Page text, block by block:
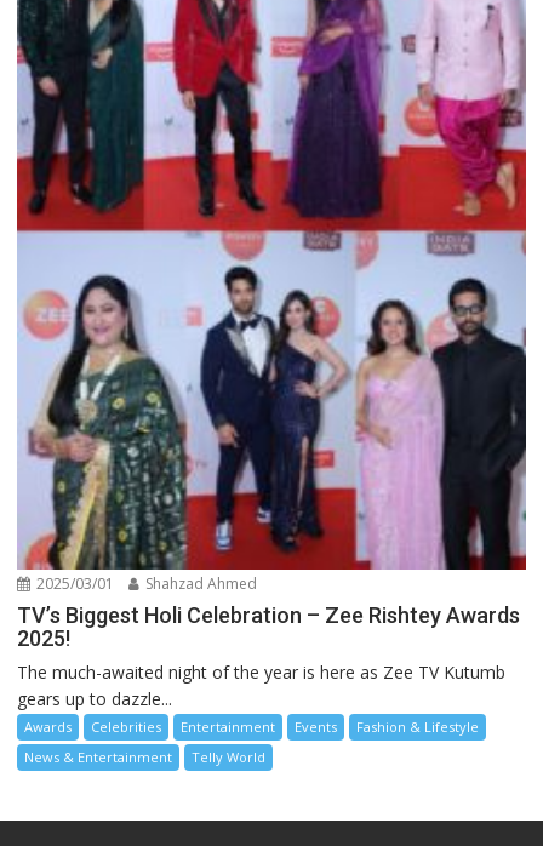
2025/03/01 Shahzad Ahmed
TV’s Biggest Holi Celebration – Zee Rishtey Awards
2025!
The much-awaited night of the year is here as Zee TV Kutumb
gears up to dazzle...
Awards Celebrities Entertainment Events
Fashion & Lifestyle
News & Entertainment
Telly World